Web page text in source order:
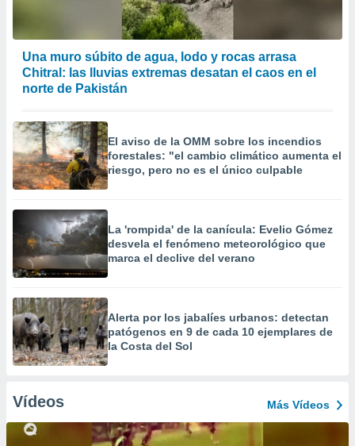
Una muro súbito de agua, lodo y rocas arrasa
Chitral: las lluvias extremas desatan el caos en el
norte de Pakistán
El aviso de la OMM sobre los incendios
forestales: "el cambio climático aumenta el
riesgo, pero no es el único culpable
La 'rompida' de la canícula: Evelio Gómez
desvela el fenómeno meteorológico que
marca el declive del verano
Alerta por los jabalíes urbanos: detectan
patógenos en 9 de cada 10 ejemplares de
la Costa del Sol
Vídeos Más Vídeos